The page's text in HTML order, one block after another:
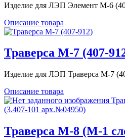
Изделие для ЛЭП Элемент М-6
Описание товара
Траверса М-7 (407-
Изделие для ЛЭП Траверса М-7
Описание товара
Траверса М-8 (М-1